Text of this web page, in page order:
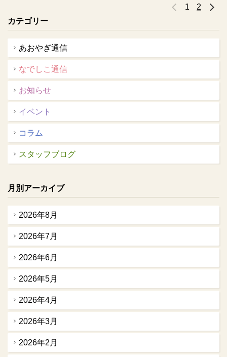
1
2
カテゴリー
あおやぎ通信
なでしこ通信
お知らせ
イベント
コラム
スタッフブログ
月別アーカイブ
2026年8月
2026年7月
2026年6月
2026年5月
2026年4月
2026年3月
2026年2月